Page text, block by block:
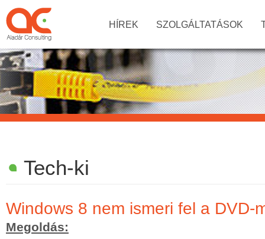
HÍREK SZOLGÁLTATÁSOK
Tech-ki
Windows 8 nem ismeri fel a DVD-
Megoldás: